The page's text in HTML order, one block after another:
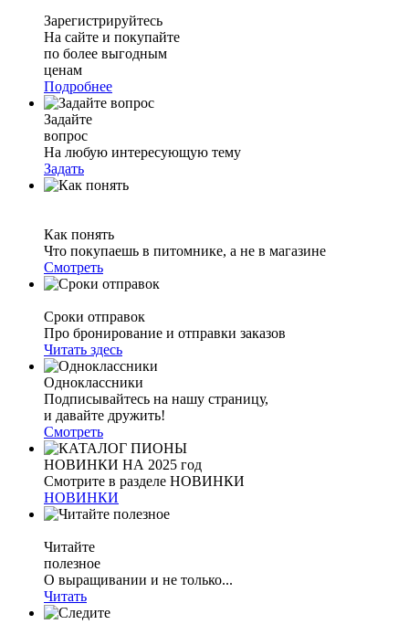
Зарегистрируйтесь
На сайте и покупайте
по более выгодным
ценам
Подробнее
Задайте
вопрос
На любую интересующую тему
Задать
Как понять
Что покупаешь в питомнике, а не в магазине
Смотреть
Сроки отправок
Про бронирование и отправки заказов
Читать здесь
Одноклассники
Подписывайтесь на нашу страницу,
и давайте дружить!
Смотреть
НОВИНКИ НА 2025 год
Смотрите в разделе НОВИНКИ
НОВИНКИ
Читайте
полезное
О выращивании и не только...
Читать